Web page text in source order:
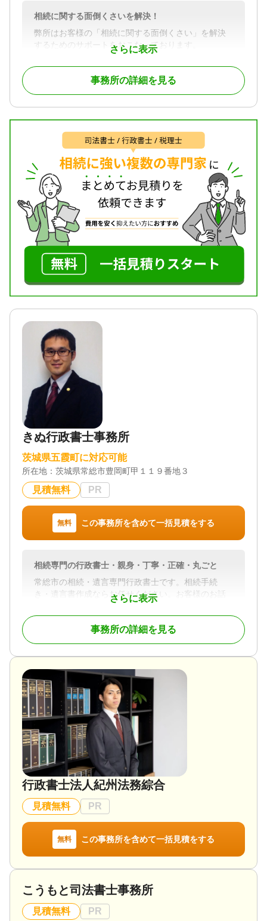
対応体制
電話相談可 / 訪問可 / 女性スタッフ対応可 / 土日相談
可 / 初回相談無料 / 18時以降相談可 / 事務所面談可
さらに表示
相続に関する面倒くさいを解決！
弊所はお客様の「相続に関する面倒くさい」を解決
するためのサポートをおこなっております。
「相続対策」というと多くは相続税対策をイメージ
する場合が多いと思いますが、我々は相続税対策だ
けでなく、相続が発生した際に争いごとなくスムー
ズに相続がおこなわれるよう事前に知恵を絞って対
見、相続手続、相続税申告などを総合的に支援する
体制を構築しております。
対応地域
茨城県
対応業務
遺産分割 / 生前贈与 / 相続税申告 / 相続税対策
事務所の詳細を見る
きぬ行政書士事務所
茨城県五霞町に対応可能
所在地： 茨城県常総市豊岡町甲１１９番地３
見積無料 PR
無料 この事務所を含めて一括見積をする
さらに表示
相続専門の行政書士・親身・丁寧・正確・丸ごと
常総市の相続・遺言専門行政書士です。相続手続
き・遺言書作成ならお任せください。お客様のお話
しをお伺いし、必要な手続きを提案対応致します。
他士業との提携もスムーズですので、ご安心してお
任せください。
対応業務
遺言書 / 遺産分割 / 相続財産調査 / 相続手続き / 銀行
手続き / 戸籍収集 / 相続人調査
事務所の詳細を見る
行政書士法人紀州法務綜合
見積無料 PR
無料 この事務所を含めて一括見積をする
こうもと司法書士事務所
見積無料 PR